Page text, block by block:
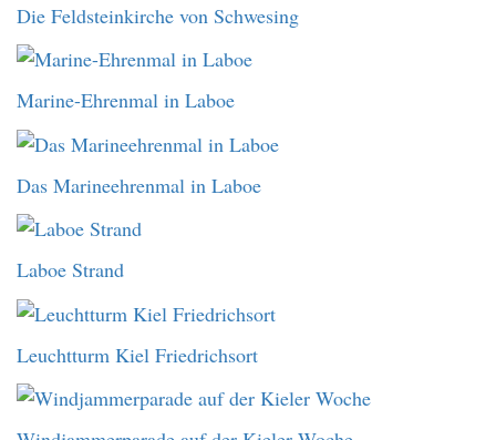
Die Feldsteinkirche von Schwesing
Marine-Ehrenmal in Laboe
Das Marineehrenmal in Laboe
Laboe Strand
Leuchtturm Kiel Friedrichsort